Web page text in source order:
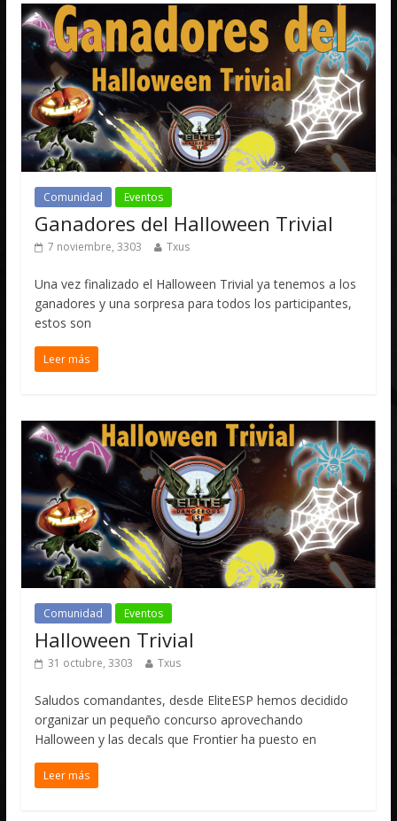
Comunidad Eventos
Ganadores del Halloween Trivial
7 noviembre, 3303 Txus
Una vez finalizado el Halloween Trivial ya tenemos a los
ganadores y una sorpresa para todos los participantes,
estos son
Leer más
Comunidad Eventos
Halloween Trivial
31 octubre, 3303 Txus
Saludos comandantes, desde EliteESP hemos decidido
organizar un pequeño concurso aprovechando
Halloween y las decals que Frontier ha puesto en
Leer más